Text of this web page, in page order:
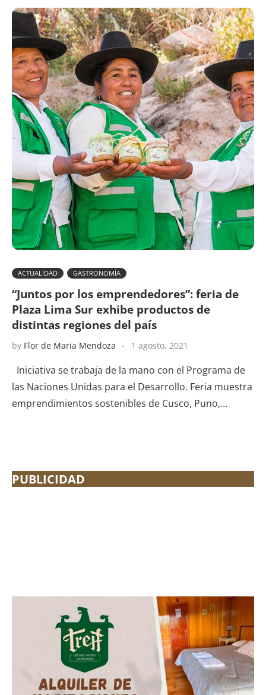
ACTUALIDAD GASTRONOMÍA
“Juntos por los emprendedores”: feria de
Plaza Lima Sur exhibe productos de
distintas regiones del país
by Flor de Maria Mendoza 1 agosto, 2021
Iniciativa se trabaja de la mano con el Programa de
las Naciones Unidas para el Desarrollo. Feria muestra
emprendimientos sostenibles de Cusco, Puno,…
PUBLICIDAD